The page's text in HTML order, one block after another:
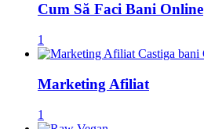
Cum Să Faci Bani Online
1
Marketing Afiliat
1